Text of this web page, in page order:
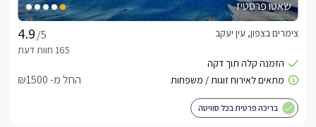
שאטו פרסטיז
/5
צימרים בצפון, עין יעקב
החל מ- ₪1500
בריכה פרטית בכל סוויטה